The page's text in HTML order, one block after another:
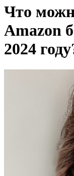
Что
Amazon
2024